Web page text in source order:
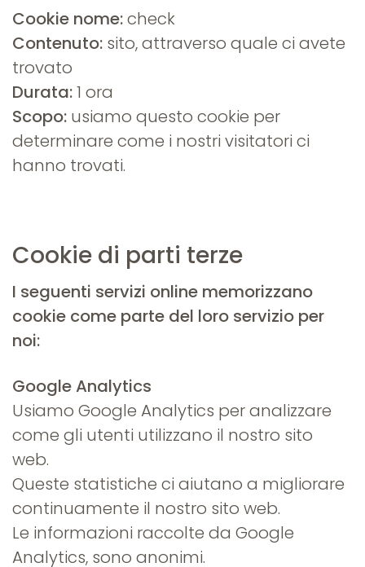
Cookie nome:check
Contenuto: sito, attraverso quale ci avete
trovato
Durata:1 ora
Scopo: usiamo questo cookie per
determinare come i nostri visitatori ci
hanno trovati.
Cookie di parti terze
I seguenti servizi online memorizzano
cookie come parte del loro servizio per
noi:
Google Analytics
Usiamo Google Analytics per analizzare
come gli utenti utilizzano il nostro sito
web.
Queste statistiche ci aiutano a migliorare
continuamente il nostro sito web.
Le informazioni raccolte da Google
Analytics, sono anonimi.